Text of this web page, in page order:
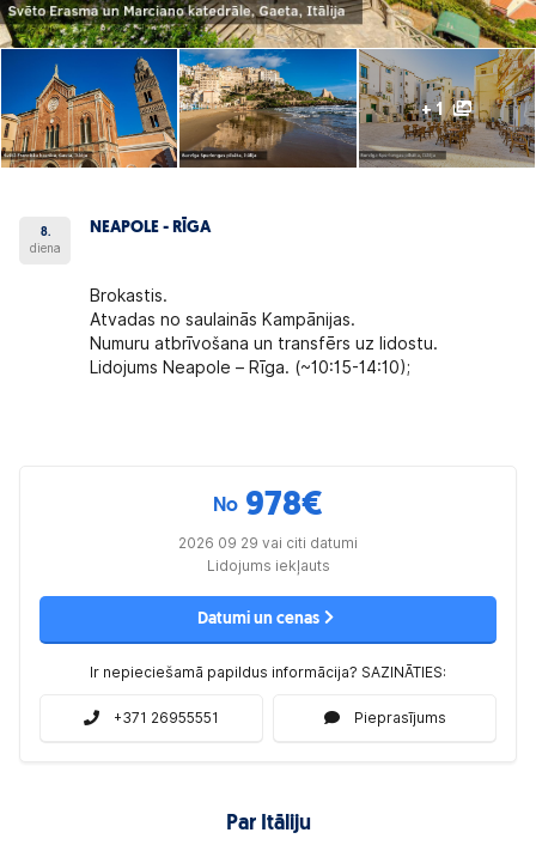
+ 1
8.
diena
NEAPOLE - RĪGA
Brokastis.
Atvadas no saulainās Kampānijas.
Numuru atbrīvošana un transfērs uz lidostu.
Lidojums Neapole – Rīga. (~10:15-14:10);
No 978€
2026 09 29 vai citi datumi
Lidojums iekļauts
Datumi un cenas
Ir nepieciešamā papildus informācija? SAZINĀTIES:
+371 26955551 Pieprasījums
Par Itāliju